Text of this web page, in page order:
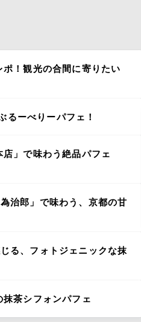
ポ！観光の合間に寄りたい
るーべりーパフェ！
店」で味わう絶品パフェ
治郎」で味わう、京都の甘
る、フォトジェニックな抹
抹茶シフォンパフェ